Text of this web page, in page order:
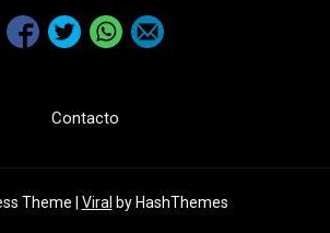
Contacto
Theme | Viral by HashThemes